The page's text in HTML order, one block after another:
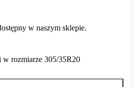
w naszym sklepie.
w rozmiarze 305/35R20